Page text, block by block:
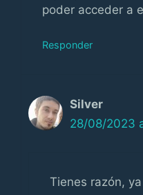
poder acceder a
Responder
Silver
28/08/2023
Tienes razón,